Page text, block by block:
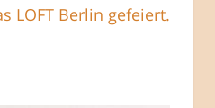
LOFT Berlin gefeiert.